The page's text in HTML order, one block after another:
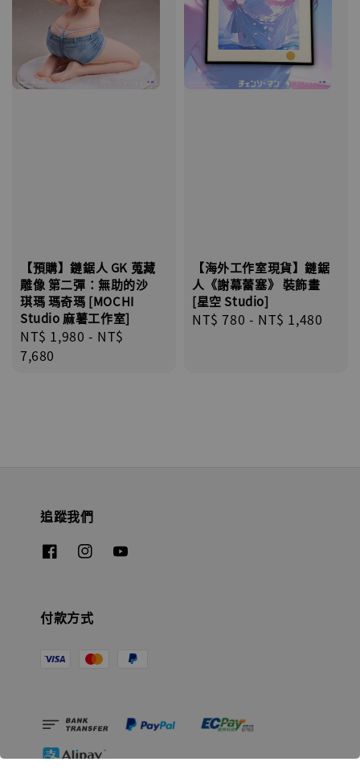
【預購】鏈鋸人 GK 蒐藏
雕像 第二彈：無助的沙
琪瑪 瑪奇瑪 [MOCHI
Studio 麻薯工作室]
Regular
price
NT$ 1,980 - NT$
7,680
【海外工作室現貨】鏈鋸
人《謝幕蕾塞》 裝飾畫
[星空 Studio]
Regular
NT$ 780 - NT$ 1,480
追蹤我們
付款方式